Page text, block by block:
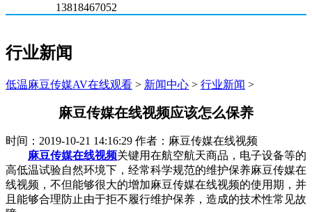
13818467052
行业新闻
低温麻豆传媒AV在线观看 > 新闻中心 > 行业新闻 >
麻豆传媒在线视频应该怎么保养
时间：2019-10-21 14:16:29 作者：麻豆传媒在线视频
麻豆传媒在线视频关键用在航空航天商品，电子设备等的
高低温试验自然环境下，经常科学规范的维护保养麻豆传媒在
线视频，不但能够很大的增加麻豆传媒在线视频的使用期，并
且能够合理防止由于拒不履行维护保养，造成的技术性常见故